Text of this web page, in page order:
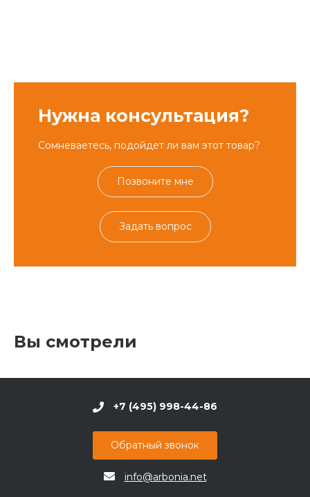
Нужна консультация?
Сомневаетесь, подойдет ли вам этот товар?
Позвоните мне
Задать вопрос
Вы смотрели
+7 (495) 998-44-86
Обратный звонок
info@arbonia.net